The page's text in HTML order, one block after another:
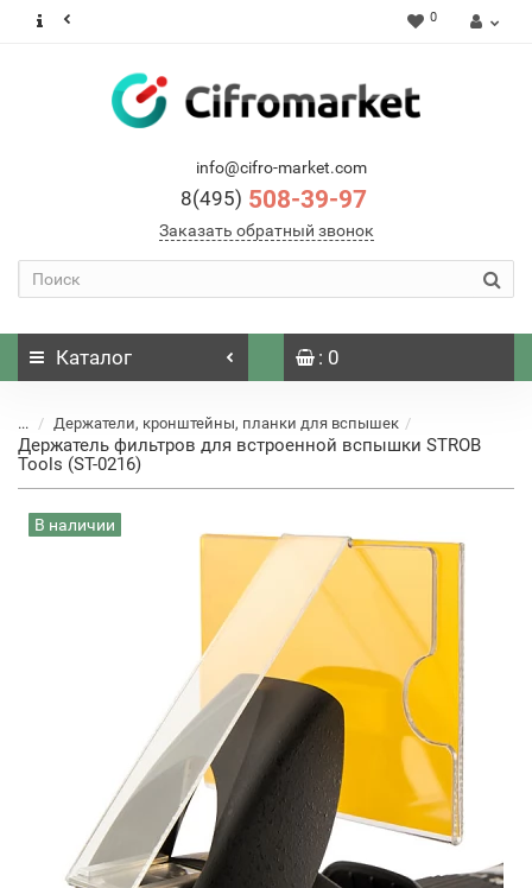
0
info@cifro-market.com
8(495) 508-39-97
Заказать обратный звонок
Каталог : 0
... Держатели, кронштейны, планки для вспышек
Держатель фильтров для встроенной вспышки STROB
Tools (ST-0216)
В наличии